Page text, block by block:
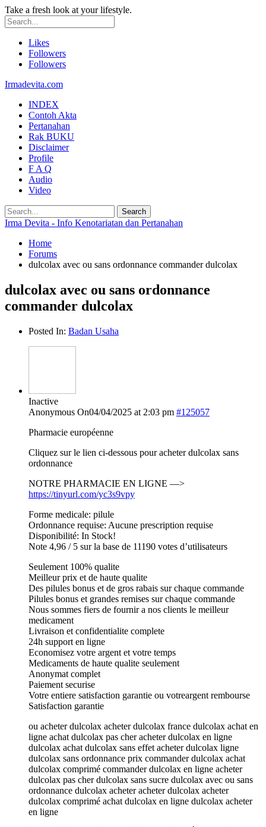
Take a fresh look at your lifestyle.
Likes
Followers
Followers
Irmadevita.com
INDEX
Contoh Akta
Pertanahan
Rak BUKU
Disclaimer
Profile
F A Q
Audio
Video
Irma Devita - Info Kenotariatan dan Pertanahan
Home
Forums
dulcolax avec ou sans ordonnance commander dulcolax
dulcolax avec ou sans ordonnance
commander dulcolax
Posted In: Badan Usaha
Inactive
Anonymous On04/04/2025 at 2:03 pm #125057
Pharmacie européenne
Cliquez sur le lien ci-dessous pour acheter dulcolax sans
ordonnance
NOTRE PHARMACIE EN LIGNE —>
https://tinyurl.com/yc3s9vpy
Forme medicale: pilule
Ordonnance requise: Aucune prescription requise
Disponibilité: In Stock!
Note 4,96 / 5 sur la base de 11190 votes d’utilisateurs
Seulement 100% qualite
Meilleur prix et de haute qualite
Des pilules bonus et de gros rabais sur chaque commande
Pilules bonus et grandes remises sur chaque commande
Nous sommes fiers de fournir a nos clients le meilleur
medicament
Livraison et confidentialite complete
24h support en ligne
Economisez votre argent et votre temps
Medicaments de haute qualite seulement
Anonymat complet
Paiement securise
Votre entiere satisfaction garantie ou votreargent rembourse
Satisfaction garantie
ou acheter dulcolax acheter dulcolax france dulcolax achat en
ligne achat dulcolax pas cher acheter dulcolax en ligne
dulcolax achat dulcolax sans effet acheter dulcolax ligne
dulcolax sans ordonnance prix commander dulcolax achat
dulcolax comprimé commander dulcolax en ligne acheter
dulcolax pas cher dulcolax sans sucre dulcolax avec ou sans
ordonnance dulcolax acheter acheter dulcolax acheter
dulcolax comprimé achat dulcolax en ligne dulcolax acheter
en ligne